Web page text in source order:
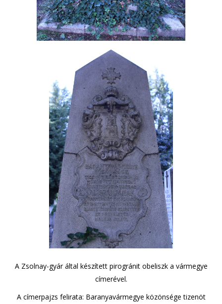
A Zsolnay-gyár által készített pirogránit obeliszk a vármegye
címerével.
A címerpajzs felirata: Baranyavármegye közönsége tizenöt